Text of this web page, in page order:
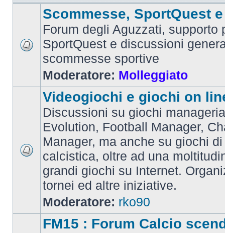
Scommesse, SportQuest
Forum degli Aguzzati, supporto
SportQuest e discussioni
scommesse sportive
Moderatore: Molleggiato
Videogiochi e giochi on
Discussioni su giochi
Evolution, Football Manager,
Manager, ma anche su giochi
calcistica, oltre ad una
grandi giochi su Internet.
tornei ed altre iniziative.
Moderatore: rko90
FM15 : Forum Calcio